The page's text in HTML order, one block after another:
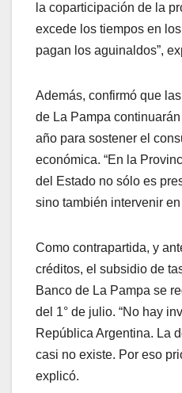
la coparticipación de la
excede los tiempos en
pagan los aguinaldos”,
Además, confirmó que
de La Pampa
año para sostener el
económica. “En la
del Estado no sólo es
sino también intervenir
Como contrapartida, y
créditos, el subsidio de
Banco de La Pampa se
del 1° de julio. “No hay
República Argentina. La
casi no existe. Por eso
explicó.